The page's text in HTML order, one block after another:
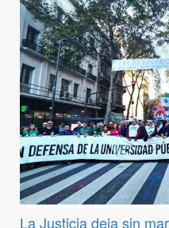
La Justicia deja sin